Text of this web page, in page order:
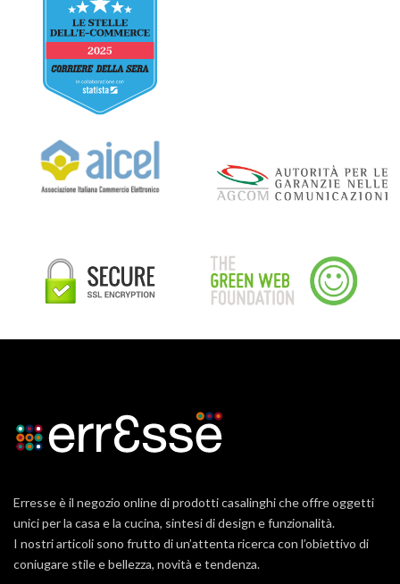
Erresse è il negozio online di prodotti casalinghi che offre oggetti
unici per la casa e la cucina, sintesi di design e funzionalità.
I nostri articoli sono frutto di un’attenta ricerca con l’obiettivo di
coniugare stile e bellezza, novità e tendenza.